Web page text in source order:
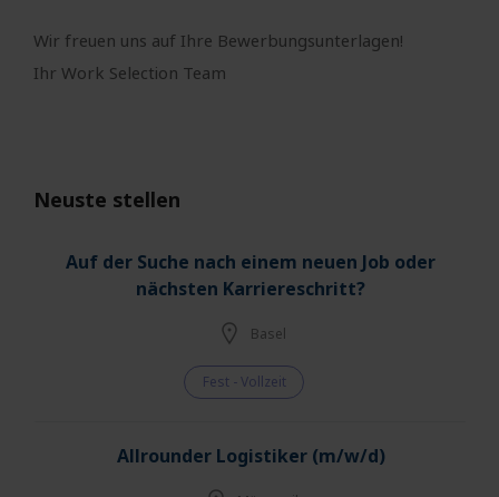
Wir freuen uns auf Ihre Bewerbungsunterlagen!
Ihr Work Selection Team
Neuste stellen
Auf der Suche nach einem neuen Job oder
nächsten Karriereschritt?
Basel
Fest - Vollzeit
Allrounder Logistiker (m/w/d)